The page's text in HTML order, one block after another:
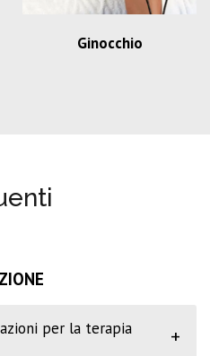
Ginocchio
per la terapia
+